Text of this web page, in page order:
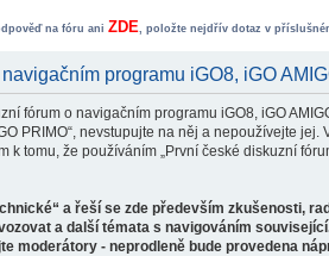
na fóru ani ZDE, položte nejdřív dotaz v
programu iGO8, iGO
fórum o navigačním programu iGO8, iGO
PRIMO“, nevstupujte na něj a nepoužívejte
tomu, že používáním „První české diskuzní
a řeší se zde především zkušenosti,
a další témata s navigováním
moderátory - neprodleně bude provedena